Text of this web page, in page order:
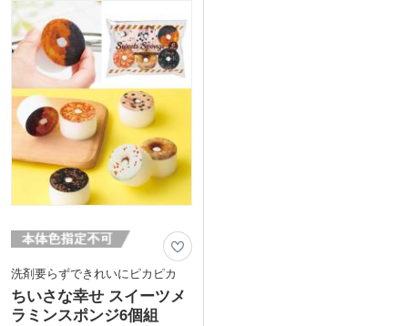
がパッケージに施されており、ギフトや
ノベルティにもぴったり。毎日のキッチ
ンを楽しく彩る、見た目と機能性を兼ね
備えたキッチンスポンジセットです。
洗剤要らずできれいにピカピカ
ちいさな幸せ スイーツメ
ラミンスポンジ6個組